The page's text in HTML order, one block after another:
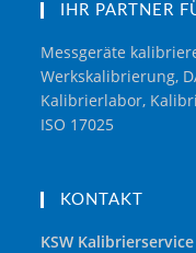
IHR PARTNER
Messgeräte
Werkskalibrierung,
Kalibrierlabor,
ISO 17025
KONTAKT
KSW